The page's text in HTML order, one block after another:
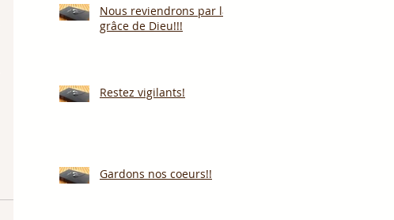
Nous reviendrons par la
grâce de Dieu!!!
Restez vigilants!
Gardons nos coeurs!!